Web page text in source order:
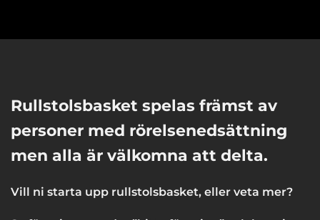
Rullstolsbasket spelas främst av
personer med rörelsenedsättning
men alla är välkomna att delta.
Vill ni starta upp rullstolsbasket, eller veta mer?